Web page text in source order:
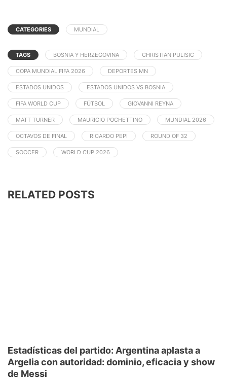
CATEGORIES MUNDIAL
TAGS BOSNIA Y HERZEGOVINA CHRISTIAN PULISIC
COPA MUNDIAL FIFA 2026 DEPORTES MN
ESTADOS UNIDOS ESTADOS UNIDOS VS BOSNIA
FIFA WORLD CUP FÚTBOL GIOVANNI REYNA
MATT TURNER MAURICIO POCHETTINO MUNDIAL 2026
OCTAVOS DE FINAL RICARDO PEPI ROUND OF 32
SOCCER WORLD CUP 2026
RELATED POSTS
Estadísticas del partido: Argentina aplasta a
Argelia con autoridad: dominio, eficacia y show
de Messi